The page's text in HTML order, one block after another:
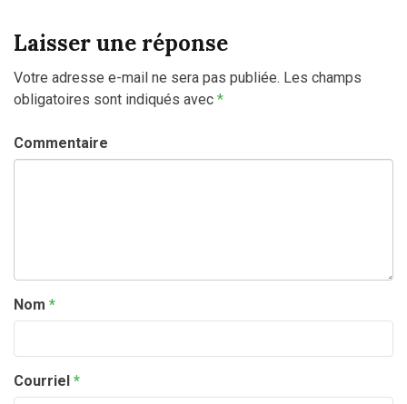
Laisser une réponse
Votre adresse e-mail ne sera pas publiée. Les champs
obligatoires sont indiqués avec *
Commentaire
Nom *
Courriel *